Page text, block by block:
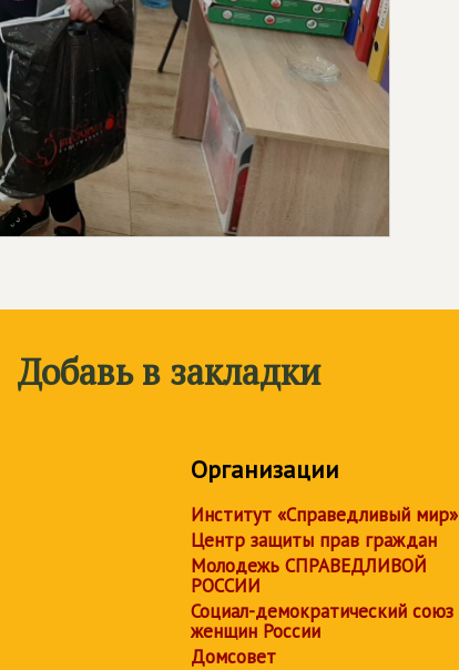
Добавь в закладки
Организации
Институт «Справедливый мир»
Центр защиты прав граждан
Молодежь СПРАВЕДЛИВОЙ
РОССИИ
Социал-демократический союз
женщин России
Домсовет